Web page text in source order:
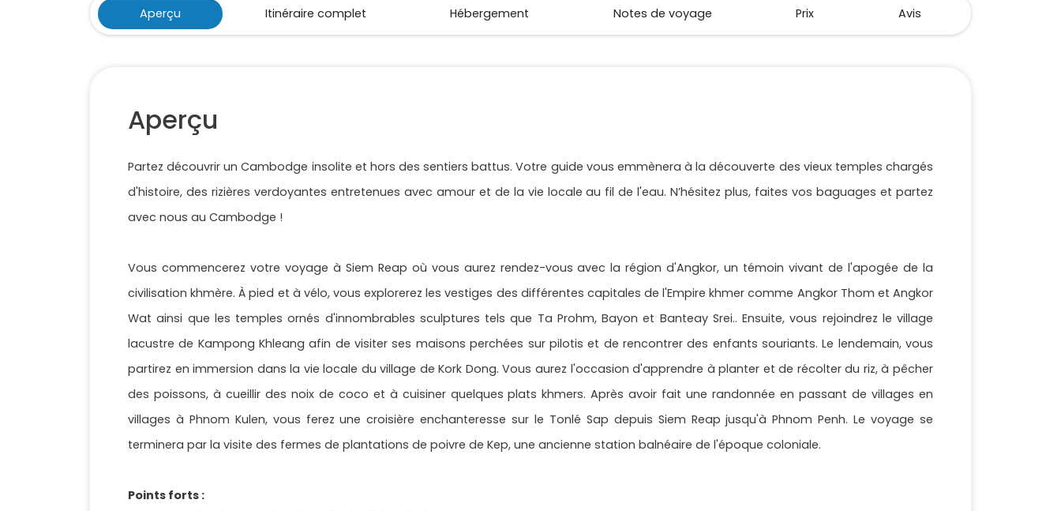
Aperçu Itinéraire complet Hébergement Notes de voyage Prix Avis
Aperçu
Partez découvrir un Cambodge insolite et hors des sentiers battus. Votre guide vous emmènera à la découverte des vieux temples chargés
d'histoire, des rizières verdoyantes entretenues avec amour et de la vie locale au fil de l'eau. N’hésitez plus, faites vos baguages et partez
avec nous au Cambodge !
Vous commencerez votre voyage à Siem Reap où vous aurez rendez-vous avec la région d'Angkor, un témoin vivant de l'apogée de la
civilisation khmère. À pied et à vélo, vous explorerez les vestiges des différentes capitales de l'Empire khmer comme Angkor Thom et Angkor
Wat ainsi que les temples ornés d'innombrables sculptures tels que Ta Prohm, Bayon et Banteay Srei.. Ensuite, vous rejoindrez le village
lacustre de Kampong Khleang afin de visiter ses maisons perchées sur pilotis et de rencontrer des enfants souriants. Le lendemain, vous
partirez en immersion dans la vie locale du village de Kork Dong. Vous aurez l'occasion d'apprendre à planter et de récolter du riz, à pêcher
des poissons, à cueillir des noix de coco et à cuisiner quelques plats khmers. Après avoir fait une randonnée en passant de villages en
villages à Phnom Kulen, vous ferez une croisière enchanteresse sur le Tonlé Sap depuis Siem Reap jusqu'à Phnom Penh. Le voyage se
terminera par la visite des fermes de plantations de poivre de Kep, une ancienne station balnéaire de l'époque coloniale.
Points forts :​